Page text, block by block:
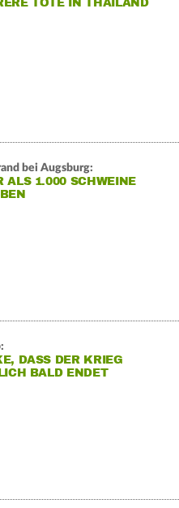
TOTE IN THAILAND
bei Augsburg:
ALS 1.000 SCHWEINE
DASS DER KRIEG
BALD ENDET